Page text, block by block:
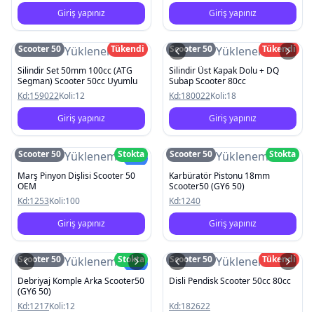
Giriş yapınız
Giriş yapınız
Resim Yüklenemedi
Scooter 50
Tükendi
Silindir Set 50mm 100cc (ATG
Segman) Scooter 50cc Uyumlu
Kd:159022Koli:12
Giriş yapınız
Resim Yüklenemedi
Scooter 50
Tükendi
Silindir Üst Kapak Dolu + DQ
Subap Scooter 80cc
Kd:180022Koli:18
Giriş yapınız
Resim YüklenemediYeni
Scooter 50
Stokta
Marş Pinyon Dişlisi Scooter 50
OEM
Kd:1253Koli:100
Giriş yapınız
Resim Yüklenemedi
Scooter 50
Stokta
Karbüratör Pistonu 18mm
Scooter50 (GY6 50)
Kd:1240
Giriş yapınız
Resim YüklenemediYeni
Scooter 50
Stokta
Debriyaj Komple Arka Scooter50
(GY6 50)
Kd:1217Koli:12
Resim Yüklenemedi
Scooter 50
Tükendi
Disli Pendisk Scooter 50cc 80cc
Kd:182622